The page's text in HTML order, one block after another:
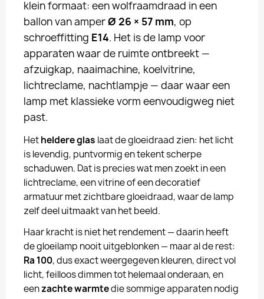
klein formaat: een wolfraamdraad in een
ballon van amperØ 26 × 57 mm, op
schroeffitting E14. Het is de lamp voor
apparaten waar de ruimte ontbreekt —
afzuigkap, naaimachine, koelvitrine,
lichtreclame, nachtlampje — daar waar een
lamp met klassieke vorm eenvoudigweg niet
past.
Hetheldere glas laat de gloeidraad zien: het licht
is levendig, puntvormig en tekent scherpe
schaduwen. Dat is precies wat men zoekt in een
lichtreclame, een vitrine of een decoratief
armatuur met zichtbare gloeidraad, waar de lamp
zelf deel uitmaakt van het beeld.
Haar kracht is niet het rendement — daarin heeft
de gloeilamp nooit uitgeblonken — maar al de rest:
Ra 100, dus exact weergegeven kleuren, direct vol
licht, feilloos dimmen tot helemaal onderaan, en
eenzachte warmtedie sommige apparaten nodig